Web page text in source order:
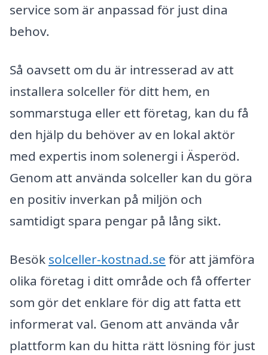
service som är anpassad för just dina
behov.
Så oavsett om du är intresserad av att
installera solceller för ditt hem, en
sommarstuga eller ett företag, kan du få
den hjälp du behöver av en lokal aktör
med expertis inom solenergi i Äsperöd.
Genom att använda solceller kan du göra
en positiv inverkan på miljön och
samtidigt spara pengar på lång sikt.
Besök solceller-kostnad.se för att jämföra
olika företag i ditt område och få offerter
som gör det enklare för dig att fatta ett
informerat val. Genom att använda vår
plattform kan du hitta rätt lösning för just